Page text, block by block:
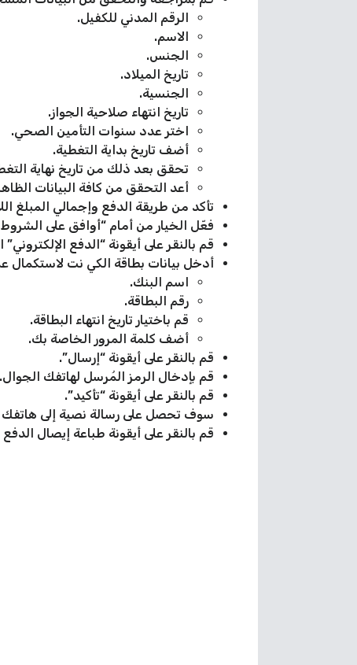
الرقم المدني للكفيل.
الاسم.
الجنس.
تاريخ الميلاد.
الجنسية.
تاريخ انتهاء صلاحية الجواز.
اختر عدد سنوات التأمين الصحي.
أضف تاريخ بداية التغطية.
تحقق بعد ذلك من تاريخ نهاية
أعد التحقق من كافة البيانات
تأكد من طريقة الدفع وإجمالي المبلغ
فعّل الخيار من أمام “أوافق على الشروط
قم بالنقر على أيقونة “الدفع
أدخل بيانات بطاقة الكي نت لاستكمال
اسم البنك.
رقم البطاقة.
قم باختيار تاريخ انتهاء البطاقة.
أضف كلمة المرور الخاصة بك.
قم بالنقر على أيقونة “إرسال”.
قم بإدخال الرمز المُرسل لهاتفك الجوال.
قم بالنقر على أيقونة “تأكيد”.
سوف تحصل على رسالة نصية إلى
قم بالنقر على أيقونة طباعة إيصال